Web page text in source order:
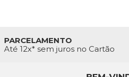
PARCELAMENTO
Até 12x* sem juros no Cartão